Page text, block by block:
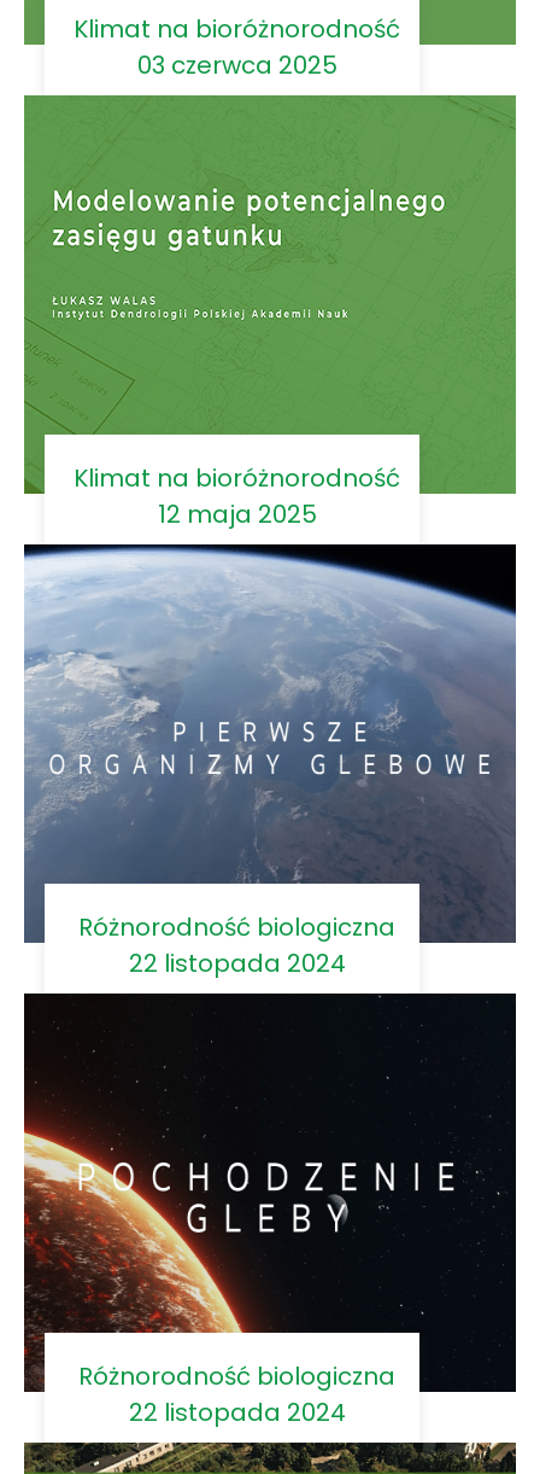
Klimat na bioróżnorodność
03 czerwca 2025
Klimat na bioróżnorodność
12 maja 2025
Różnorodność biologiczna
22 listopada 2024
Różnorodność biologiczna
22 listopada 2024